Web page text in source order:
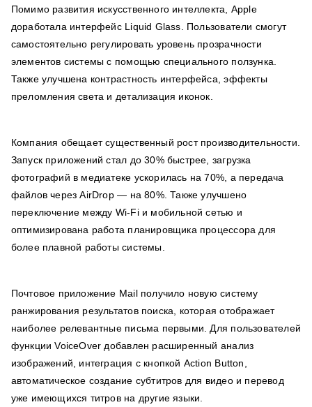
Помимо развития искусственного интеллекта, Apple
доработала интерфейс Liquid Glass. Пользователи смогут
самостоятельно регулировать уровень прозрачности
элементов системы с помощью специального ползунка.
Также улучшена контрастность интерфейса, эффекты
преломления света и детализация иконок.
Компания обещает существенный рост производительности.
Запуск приложений стал до 30% быстрее, загрузка
фотографий в медиатеке ускорилась на 70%, а передача
файлов через AirDrop — на 80%. Также улучшено
переключение между Wi-Fi и мобильной сетью и
оптимизирована работа планировщика процессора для
более плавной работы системы.
Почтовое приложение Mail получило новую систему
ранжирования результатов поиска, которая отображает
наиболее релевантные письма первыми. Для пользователей
функции VoiceOver добавлен расширенный анализ
изображений, интеграция с кнопкой Action Button,
автоматическое создание субтитров для видео и перевод
уже имеющихся титров на другие языки.